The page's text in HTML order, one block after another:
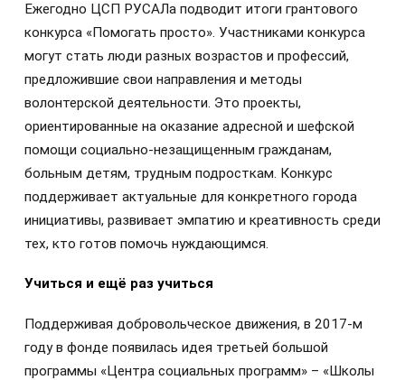
Ежегодно ЦСП РУСАЛа подводит итоги грантового
конкурса «Помогать просто». Участниками конкурса
могут стать люди разных возрастов и профессий,
предложившие свои направления и методы
волонтерской деятельности. Это проекты,
ориентированные на оказание адресной и шефской
помощи социально-незащищенным гражданам,
больным детям, трудным подросткам. Конкурс
поддерживает актуальные для конкретного города
инициативы, развивает эмпатию и креативность среди
тех, кто готов помочь нуждающимся.
Учиться и ещё раз учиться
Поддерживая добровольческое движения, в 2017-м
году в фонде появилась идея третьей большой
программы «Центра социальных программ» – «Школы